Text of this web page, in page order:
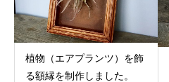
植物（エアプランツ）を飾
る額縁を制作しました。